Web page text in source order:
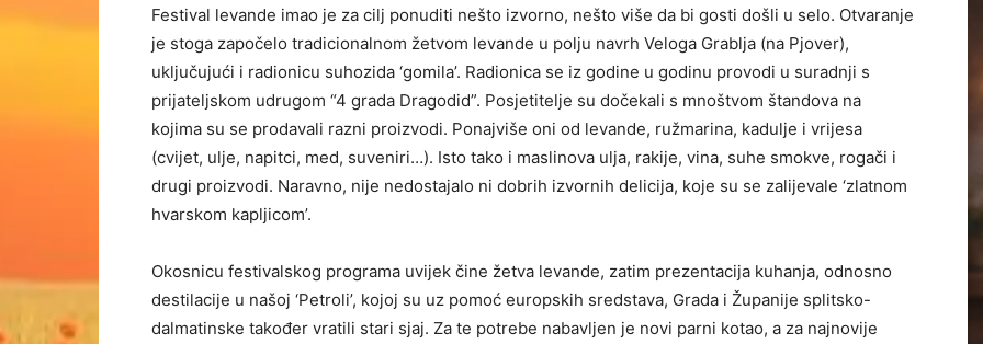
Festival levande imao je za cilj ponuditi nešto izvorno, nešto više da bi gosti došli u selo. Otvaranje
je stoga započelo tradicionalnom žetvom levande u polju navrh Veloga Grablja (na Pjover),
uključujući i radionicu suhozida ‘gomila’. Radionica se iz godine u godinu provodi u suradnji s
prijateljskom udrugom “4 grada Dragodid”. Posjetitelje su dočekali s mnoštvom štandova na
kojima su se prodavali razni proizvodi. Ponajviše oni od levande, ružmarina, kadulje i vrijesa
(cvijet, ulje, napitci, med, suveniri…). Isto tako i maslinova ulja, rakije, vina, suhe smokve, rogači i
drugi proizvodi. Naravno, nije nedostajalo ni dobrih izvornih delicija, koje su se zalijevale ‘zlatnom
hvarskom kapljicom’.
Okosnicu festivalskog programa uvijek čine žetva levande, zatim prezentacija kuhanja, odnosno
destilacije u našoj ‘Petroli’, kojoj su uz pomoć europskih sredstava, Grada i Županije splitsko-
dalmatinske također vratili stari sjaj. Za te potrebe nabavljen je novi parni kotao, a za najnovije